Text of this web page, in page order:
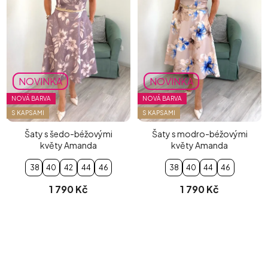
NOVINKA
NOVÁ BARVA
S KAPSAMI
Šaty s šedo-béžovými
květy Amanda
38 40 42 44 46
1 790 Kč
NOVINKA
NOVÁ BARVA
S KAPSAMI
Šaty s modro-béžovými
květy Amanda
38 40 44 46
1 790 Kč